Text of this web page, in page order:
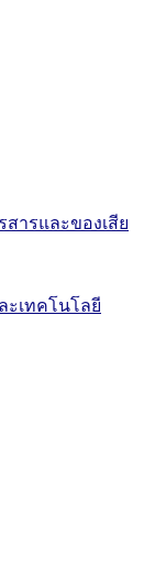
ารและของเสีย
ะเทคโนโลยี